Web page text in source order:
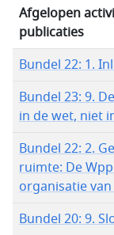
Afgelopen
publicaties
Bundel 22: 1.
Bundel 23: 9.
in de wet, niet
Bundel 22: 2.
ruimte: De
organisatie
Bundel 20: 9.